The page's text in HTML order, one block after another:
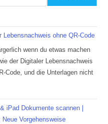
Lebensnachweis ohne QR-Code
wenn du etwas machen
der Digitaler Lebensnachweis
Code, und die Unterlagen nicht
iPad Dokumente scannen |
Neue Vorgehensweise